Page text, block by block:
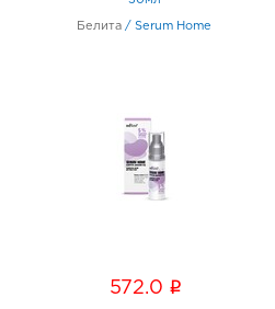
Белита / Serum Home
572.0 i